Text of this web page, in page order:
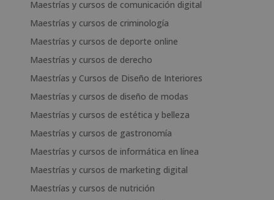
Maestrías y cursos de comunicación digital
Maestrías y cursos de criminología
Maestrías y cursos de deporte online
Maestrías y cursos de derecho
Maestrías y Cursos de Diseño de Interiores
Maestrías y cursos de diseño de modas
Maestrías y cursos de estética y belleza
Maestrías y cursos de gastronomía
Maestrías y cursos de informática en línea
Maestrías y cursos de marketing digital
Maestrías y cursos de nutrición